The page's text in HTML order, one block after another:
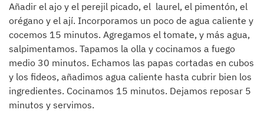
Añadir el ajo y el perejil picado, el laurel, el pimentón, el
orégano y el ají. Incorporamos un poco de agua caliente y
cocemos 15 minutos. Agregamos el tomate, y más agua,
salpimentamos. Tapamos la olla y cocinamos a fuego
medio 30 minutos. Echamos las papas cortadas en cubos
y los fideos, añadimos agua caliente hasta cubrir bien los
ingredientes. Cocinamos 15 minutos. Dejamos reposar 5
minutos y servimos.